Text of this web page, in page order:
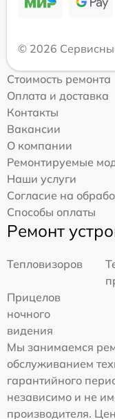
© 2026
Стоимость ремонта
Оплата и доставка
Контакты
Вакансии
О компании
Ремонтируемые
Наши услуги
Согласие на
Способы оплаты
Ремонт
Тепловизоров
Прицелов
ночного
видения
Мы занимаемся
обслуживанием
гарантийного
независимо и не
производителя.